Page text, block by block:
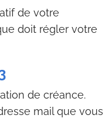
de votre
doit régler votre
de créance.
mail que vous